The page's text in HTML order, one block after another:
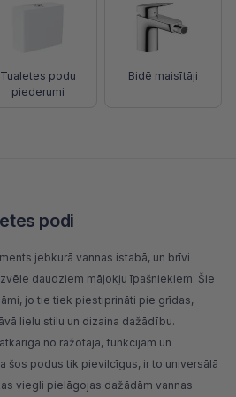
Tualetes podu
piederumi
Bidē maisītāji
podi
jebkurā vannas istabā, un brīvi
daudziem mājokļu īpašniekiem. Šie
jo tie tiek piestiprināti pie grīdas,
lielu stilu un dizaina dažādību.
no ražotāja, funkcijām un
šos podus tik pievilcīgus, ir to universālā
viegli pielāgojas dažādām vannas